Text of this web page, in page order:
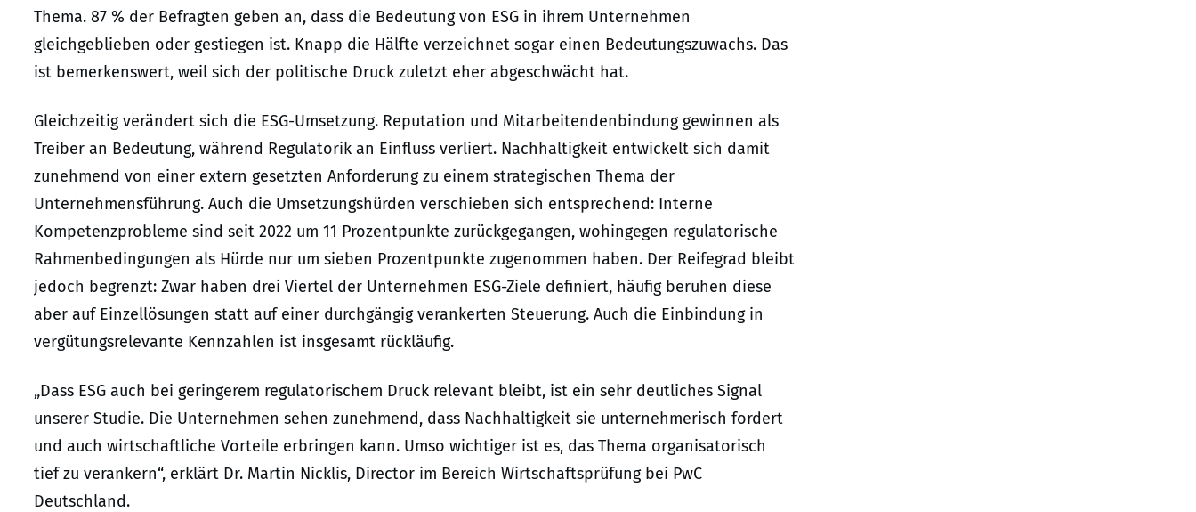
Thema. 87 % der Befragten geben an, dass die Bedeutung von ESG in ihrem Unternehmen
gleichgeblieben oder gestiegen ist. Knapp die Hälfte verzeichnet sogar einen Bedeutungszuwachs. Das
ist bemerkenswert, weil sich der politische Druck zuletzt eher abgeschwächt hat.
Gleichzeitig verändert sich die ESG-Umsetzung. Reputation und Mitarbeitendenbindung gewinnen als
Treiber an Bedeutung, während Regulatorik an Einfluss verliert. Nachhaltigkeit entwickelt sich damit
zunehmend von einer extern gesetzten Anforderung zu einem strategischen Thema der
Unternehmensführung. Auch die Umsetzungshürden verschieben sich entsprechend: Interne
Kompetenzprobleme sind seit 2022 um 11 Prozentpunkte zurückgegangen, wohingegen regulatorische
Rahmenbedingungen als Hürde nur um sieben Prozentpunkte zugenommen haben. Der Reifegrad bleibt
jedoch begrenzt: Zwar haben drei Viertel der Unternehmen ESG-Ziele definiert, häufig beruhen diese
aber auf Einzellösungen statt auf einer durchgängig verankerten Steuerung. Auch die Einbindung in
vergütungsrelevante Kennzahlen ist insgesamt rückläufig.
„Dass ESG auch bei geringerem regulatorischem Druck relevant bleibt, ist ein sehr deutliches Signal
unserer Studie. Die Unternehmen sehen zunehmend, dass Nachhaltigkeit sie unternehmerisch fordert
und auch wirtschaftliche Vorteile erbringen kann. Umso wichtiger ist es, das Thema organisatorisch
tief zu verankern“, erklärt Dr. Martin Nicklis, Director im Bereich Wirtschaftsprüfung bei PwC
Deutschland.